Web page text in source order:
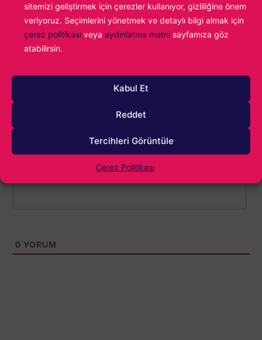
sitemizi geliştirmek için çerezler kullanıyor, gizliliğine önem
veriyoruz. Seçimlerini yönetmek ve detaylı bilgi almak için
çerez politikası veya aydınlatma metni sayfamıza göz
atabilirsin.
Kabul Et
Reddet
Tercihleri Görüntüle
Çerez Politikası
0 YORUM